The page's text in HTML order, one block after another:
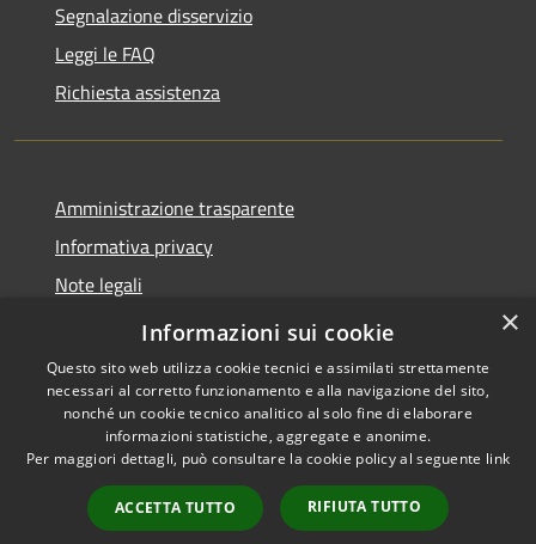
Segnalazione disservizio
Leggi le FAQ
Richiesta assistenza
Amministrazione trasparente
Informativa privacy
Note legali
Dichiarazione di accessibilità
Accessibilità
Copyright © 2026 • Comune di
Bompietro • Powered by
Municipium•
Accesso
redazione
×
Informazioni sui cookie
Questo sito web utilizza cookie tecnici e assimilati strettamente
necessari al corretto funzionamento e alla navigazione del sito,
nonché un cookie tecnico analitico al solo fine di elaborare
informazioni statistiche, aggregate e anonime.
Per maggiori dettagli, può consultare la cookie policy al seguente link
ACCETTA TUTTO RIFIUTA TUTTO